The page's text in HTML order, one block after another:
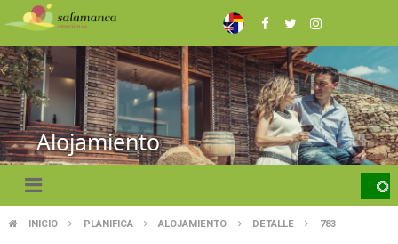
Pasar
al
contenido
principal
Alojamiento
INICIO PLANIFICA ALOJAMIENTO DETALLE 783